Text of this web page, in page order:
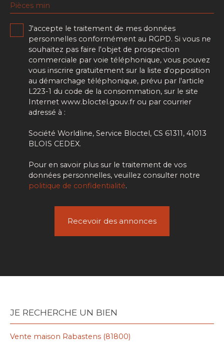
Pièces min
J'accepte le traitement de mes données
personnelles conformément au RGPD. Si vous ne
souhaitez pas faire l'objet de prospection
commerciale par voie téléphonique, vous pouvez
vous inscrire gratuitement sur la liste d'opposition
au démarchage téléphonique, prévu par l'article
L223-1 du code de la consommation, sur le site
Internet www.bloctel.gouv.fr ou par courrier
adressé à :
Société Worldline, Service Bloctel, CS 61311, 41013
BLOIS CEDEX.
Pour en savoir plus sur le traitement de vos
données personnelles, veuillez consulter notre
politique de confidentialité.
Recevoir des annonces
JE RECHERCHE UN BIEN
Vente maison Rabastens (81800)